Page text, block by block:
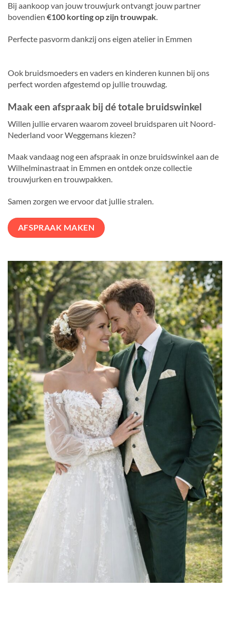
Bij aankoop van jouw trouwjurk ontvangt jouw partner
bovendien €100 korting op zijn trouwpak.
Perfecte pasvorm dankzij ons eigen atelier in Emmen
Ook bruidsmoeders en vaders en kinderen kunnen bij ons
perfect worden afgestemd op jullie trouwdag.
Maak een afspraak bij dé totale bruidswinkel
Willen jullie ervaren waarom zoveel bruidsparen uit Noord-
Nederland voor Weggemans kiezen?
Maak vandaag nog een afspraak in onze bruidswinkel aan de
Wilhelminastraat in Emmen en ontdek onze collectie
trouwjurken en trouwpakken.
Samen zorgen we ervoor dat jullie stralen.
AFSPRAAK MAKEN